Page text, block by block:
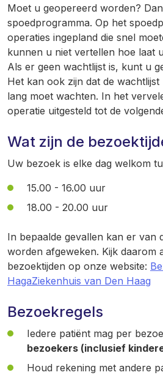
Moet u geopereerd worden?
spoedprogramma. Op het
operaties ingepland die snel
kunnen u niet vertellen hoe laat
Als er geen wachtlijst is, kunt u
Het kan ook zijn dat de wachtlijst
lang moet wachten. In het
operatie uitgesteld tot de
Wat zijn de
Uw bezoek is elke dag welkom
15.00 - 16.00 uur
18.00 - 20.00 uur
In bepaalde gevallen kan er van
worden afgeweken. Kijk daarom
bezoektijden op onze website:
HagaZiekenhuis van Den Haag
Bezoekregels
Iedere patiënt mag per
bezoekers (inclusief
Houd rekening met andere